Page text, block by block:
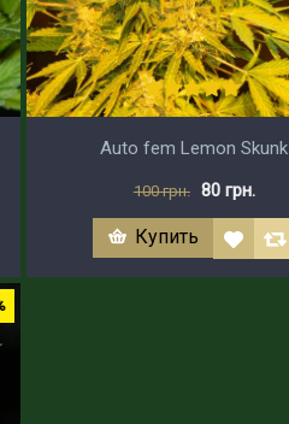
Auto fem Lemon Skunk
100 грн. 80 грн.
Купить